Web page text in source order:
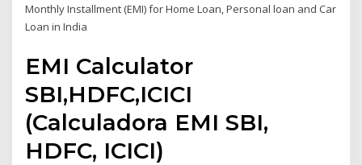
Monthly Installment (EMI) for Home Loan, Personal loan and Car
Loan in India
EMI Calculator
SBI,HDFC,ICICI
(Calculadora EMI SBI,
HDFC, ICICI)